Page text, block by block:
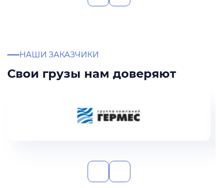
НАШИ ЗАКАЗЧИКИ
Свои грузы нам доверяют